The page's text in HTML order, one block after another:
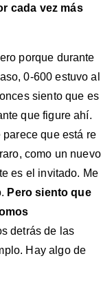
cada vez más
porque durante
0-600 estuvo al
siento que es
que figure ahí.
que está re
como un nuevo
es el invitado. Me
Pero siento que
detrás de las
Hay algo de